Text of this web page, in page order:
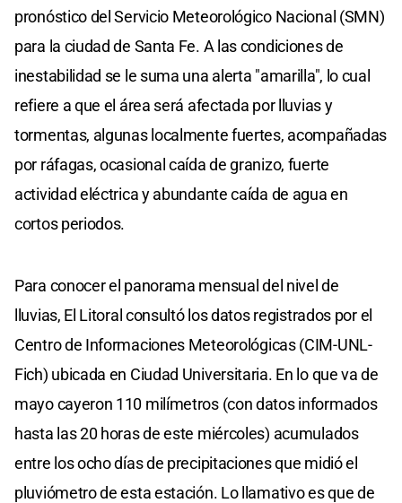
pronóstico del Servicio Meteorológico Nacional (SMN)
para la ciudad de Santa Fe. A las condiciones de
inestabilidad se le suma una alerta "amarilla", lo cual
refiere a que el área será afectada por lluvias y
tormentas, algunas localmente fuertes, acompañadas
por ráfagas, ocasional caída de granizo, fuerte
actividad eléctrica y abundante caída de agua en
cortos periodos.
Para conocer el panorama mensual del nivel de
lluvias, El Litoral consultó los datos registrados por el
Centro de Informaciones Meteorológicas (CIM-UNL-
Fich) ubicada en Ciudad Universitaria. En lo que va de
mayo cayeron 110 milímetros (con datos informados
hasta las 20 horas de este miércoles) acumulados
entre los ocho días de precipitaciones que midió el
pluviómetro de esta estación. Lo llamativo es que de